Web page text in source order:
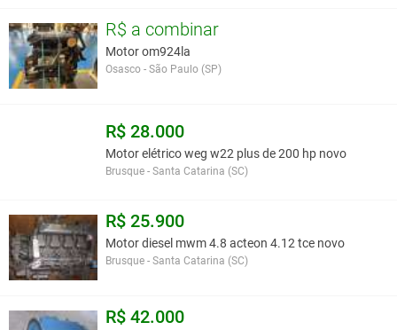
Torque - 800Nm em 1.300 RPM
Peso - 490Kg
Produto novo, dentro da caixa
este anúncio é contra a política de Agroads?
R$ a combinar
Motor om924la
Osasco - São Paulo (SP)
R$ 28.000
Motor elétrico weg w22 plus de 200 hp novo
Brusque - Santa Catarina (SC)
R$ 25.900
Motor diesel mwm 4.8 acteon 4.12 tce novo
Brusque - Santa Catarina (SC)
R$ 42.000